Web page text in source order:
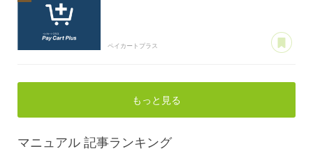
ペイカートプラス
もっと見る
マニュアル 記事ランキング